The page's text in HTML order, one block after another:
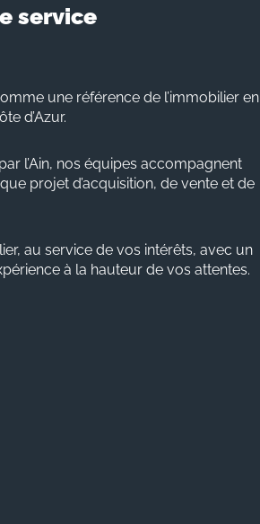
service
une référence de l’immobilier en
d’Azur.
l’Ain, nos équipes accompagnent
projet d’acquisition, de vente et de
au service de vos intérêts, avec un
à la hauteur de vos attentes.